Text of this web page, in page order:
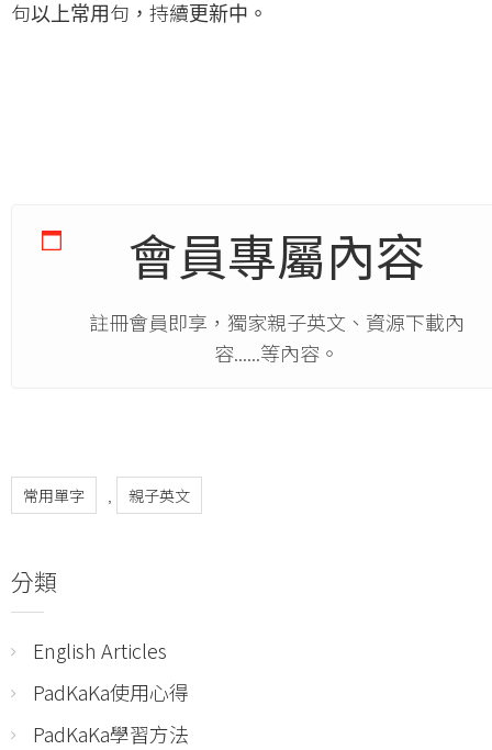
句以上常用句，持續更新中。
會員專屬內容
註冊會員即享，獨家親子英文、資源下載內
容......等內容。
常用單字 親子英文
分類
English Articles
PadKaKa使用心得
PadKaKa學習方法